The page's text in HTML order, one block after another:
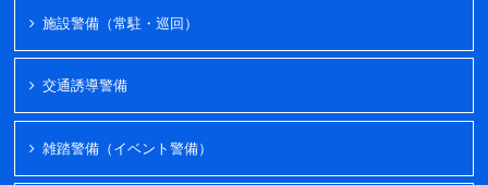
施設警備（常駐・巡回）
交通誘導警備
雑踏警備（イベント警備）